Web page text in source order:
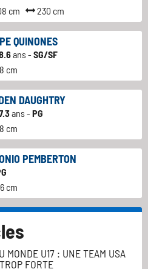
cm
230 cm
QUINONES
ans - SG/SF
cm
DAUGHTRY
ans - PG
cm
PEMBERTON
cm
MONDE U17 : UNE TEAM USA
FORTE